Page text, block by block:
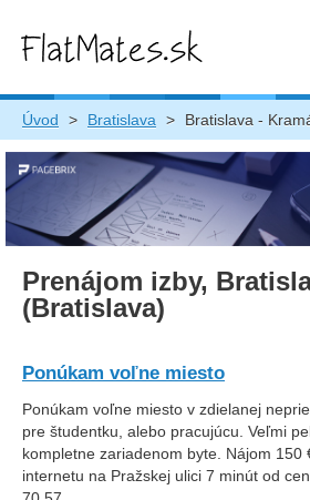
Úvod > Bratislava > Bratislava -
Prenájom izby,
(Bratislava)
Ponúkam voľne miesto
Ponúkam voľne miesto v zdielanej
pre študentku, alebo pracujúcu. Veľmi
kompletne zariadenom byte. Nájom 150
internetu na Pražskej ulici 7 minút od